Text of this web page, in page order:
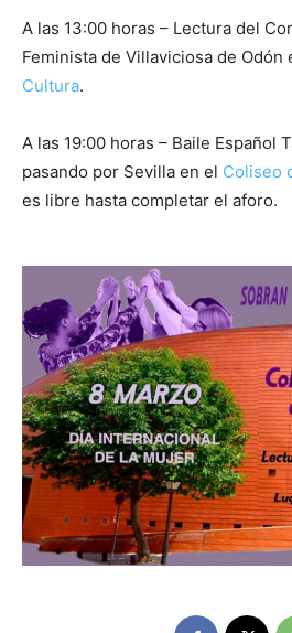
A las 13:00 horas – Lectura del
Feminista de Villaviciosa de Odón
Cultura.
A las 19:00 horas – Baile Español
pasando por Sevilla en el Coliseo
es libre hasta completar el aforo.